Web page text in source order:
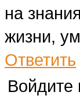
на
жизни,
Ответить
Войдите